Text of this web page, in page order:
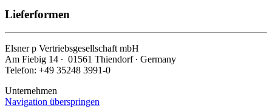
Lieferformen
Elsnerp Vertriebsgesellschaft mbH
Am Fiebig 14 ∙ 01561 Thiendorf ∙ Germany
Telefon: +49 35248 3991-0
Unternehmen
Navigation überspringen